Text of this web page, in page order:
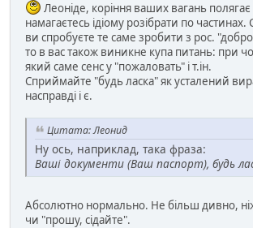
Леоніде, коріння ваших вагань
намагаєтесь ідіому розібрати по
ви спробуєте те саме зробити з рос.
то в вас також виникне купа питань: при
який саме сенс у "пожаловать" і т.ін.
Сприймайте "будь ласка" як усталений
насправді і є.
Цитата: Леонид
Ну ось, наприклад, така фраза:
Вашi документи (Ваш паспорт), будь
Абсолютно нормально. Не більш дивно,
чи "прошу, сідайте".